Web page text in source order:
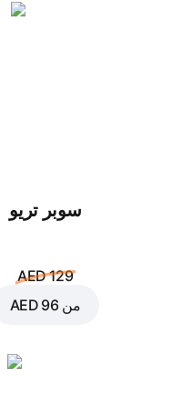
سوبر تريو
AED 129
منAED 96